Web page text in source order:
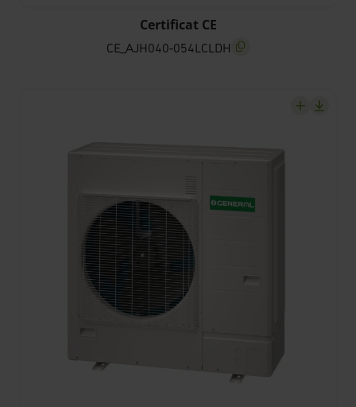
CE_AJH040-054LCLDH
CE_AJH040-054LCLDH
screenreader.copy title
Certificat CE